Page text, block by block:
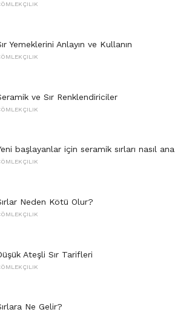
Yemeklerini Anlayın ve Kullanın
ve Sır Renklendiriciler
başlayanlar için seramik sırları nasıl ana
Neden Kötü Olur?
Ateşli Sır Tarifleri
Ne Gelir?